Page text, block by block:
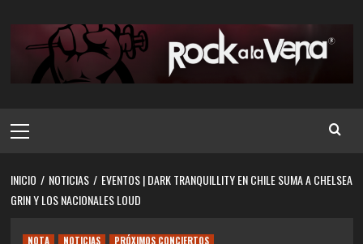
contenido
principal
INICIO NOTICIAS
EVENTOS | DARK TRANQUILLITY EN CHILE SUMA A CHELSEA
GRIN Y LOS NACIONALES LOUD
NOTA NOTICIAS PRÓXIMOS CONCIERTOS